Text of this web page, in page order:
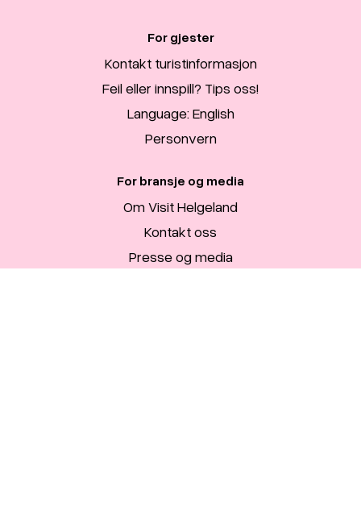
For gjester
Kontakt turistinformasjon
Feil eller innspill? Tips oss!
Language: English
Personvern
For bransje og media
Om Visit Helgeland
Kontakt oss
Presse og media